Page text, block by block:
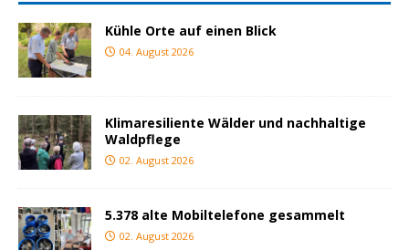
Kühle Orte auf einen Blick
04. August 2026
Klimaresiliente Wälder und nachhaltige
Waldpflege
02. August 2026
5.378 alte Mobiltelefone gesammelt
02. August 2026